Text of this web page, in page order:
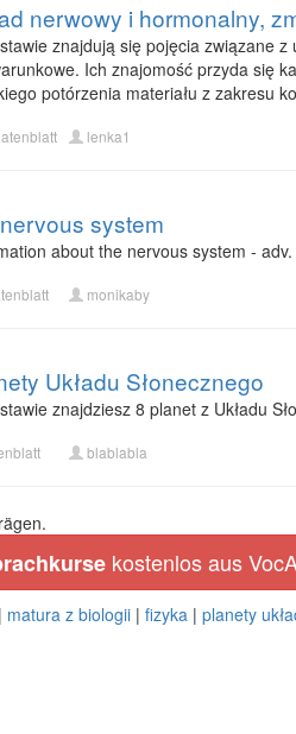
nerwowy i hormonalny,
znajdują się pojęcia związane
Ich znajomość przyda się
potórzenia materiału z zakresu
lenka1
system
about the nervous system -
monikaby
Układu Słonecznego
znajdziesz 8 planet z Układu
blablabla
kostenlos aus
| matura z biologii | fizyka | planety